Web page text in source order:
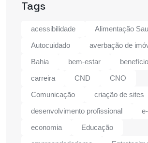
Tags
acessibilidade
Alimentação
Autocuidado
averbação de
Bahia
bem-estar
carreira
CND
CNO
Comunicação
criação de sites
desenvolvimento profissional
economia
Educação